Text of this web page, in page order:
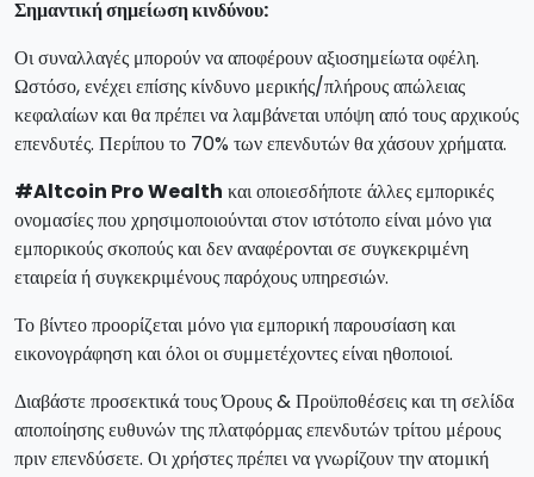
Σημαντική σημείωση κινδύνου:
Οι συναλλαγές μπορούν να αποφέρουν αξιοσημείωτα οφέλη.
Ωστόσο, ενέχει επίσης κίνδυνο μερικής/πλήρους απώλειας
κεφαλαίων και θα πρέπει να λαμβάνεται υπόψη από τους αρχικούς
επενδυτές. Περίπου το 70% των επενδυτών θα χάσουν χρήματα.
#Altcoin Pro Wealth και οποιεσδήποτε άλλες εμπορικές
ονομασίες που χρησιμοποιούνται στον ιστότοπο είναι μόνο για
εμπορικούς σκοπούς και δεν αναφέρονται σε συγκεκριμένη
εταιρεία ή συγκεκριμένους παρόχους υπηρεσιών.
Το βίντεο προορίζεται μόνο για εμπορική παρουσίαση και
εικονογράφηση και όλοι οι συμμετέχοντες είναι ηθοποιοί.
Διαβάστε προσεκτικά τους Όρους & Προϋποθέσεις και τη σελίδα
αποποίησης ευθυνών της πλατφόρμας επενδυτών τρίτου μέρους
πριν επενδύσετε. Οι χρήστες πρέπει να γνωρίζουν την ατομική